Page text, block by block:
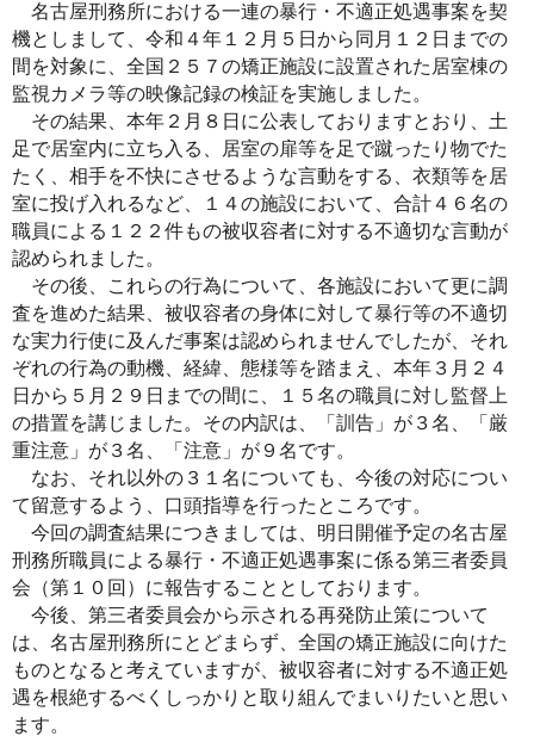
名古屋刑務所における一連の暴行・不適正処遇事案を契
機としまして、令和４年１２月５日から同月１２日までの
間を対象に、全国２５７の矯正施設に設置された居室棟の
監視カメラ等の映像記録の検証を実施しました。
その結果、本年２月８日に公表しておりますとおり、土
足で居室内に立ち入る、居室の扉等を足で蹴ったり物でた
たく、相手を不快にさせるような言動をする、衣類等を居
室に投げ入れるなど、１４の施設において、合計４６名の
職員による１２２件もの被収容者に対する不適切な言動が
認められました。
その後、これらの行為について、各施設において更に調
査を進めた結果、被収容者の身体に対して暴行等の不適切
な実力行使に及んだ事案は認められませんでしたが、それ
ぞれの行為の動機、経緯、態様等を踏まえ、本年３月２４
日から５月２９日までの間に、１５名の職員に対し監督上
の措置を講じました。その内訳は、「訓告」が３名、「厳
重注意」が３名、「注意」が９名です。
なお、それ以外の３１名についても、今後の対応につい
て留意するよう、口頭指導を行ったところです。
今回の調査結果につきましては、明日開催予定の名古屋
刑務所職員による暴行・不適正処遇事案に係る第三者委員
会（第１０回）に報告することとしております。
今後、第三者委員会から示される再発防止策について
は、名古屋刑務所にとどまらず、全国の矯正施設に向けた
ものとなると考えていますが、被収容者に対する不適正処
遇を根絶するべくしっかりと取り組んでまいりたいと思い
ます。